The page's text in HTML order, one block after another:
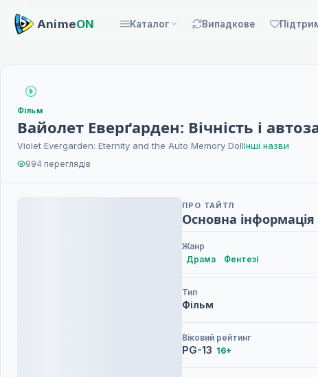
AnimeON Каталог Випадкове
Фільм
Вайолет Еверґарден: Вічність і
Violet Evergarden: Eternity and the Auto Memory DollІнші назви
994 переглядів
ПРО ТАЙТЛ
Основна інформація
Жанр
Драма
Фентезі
Тип
Фільм
Віковий рейтинг
PG-13 16+